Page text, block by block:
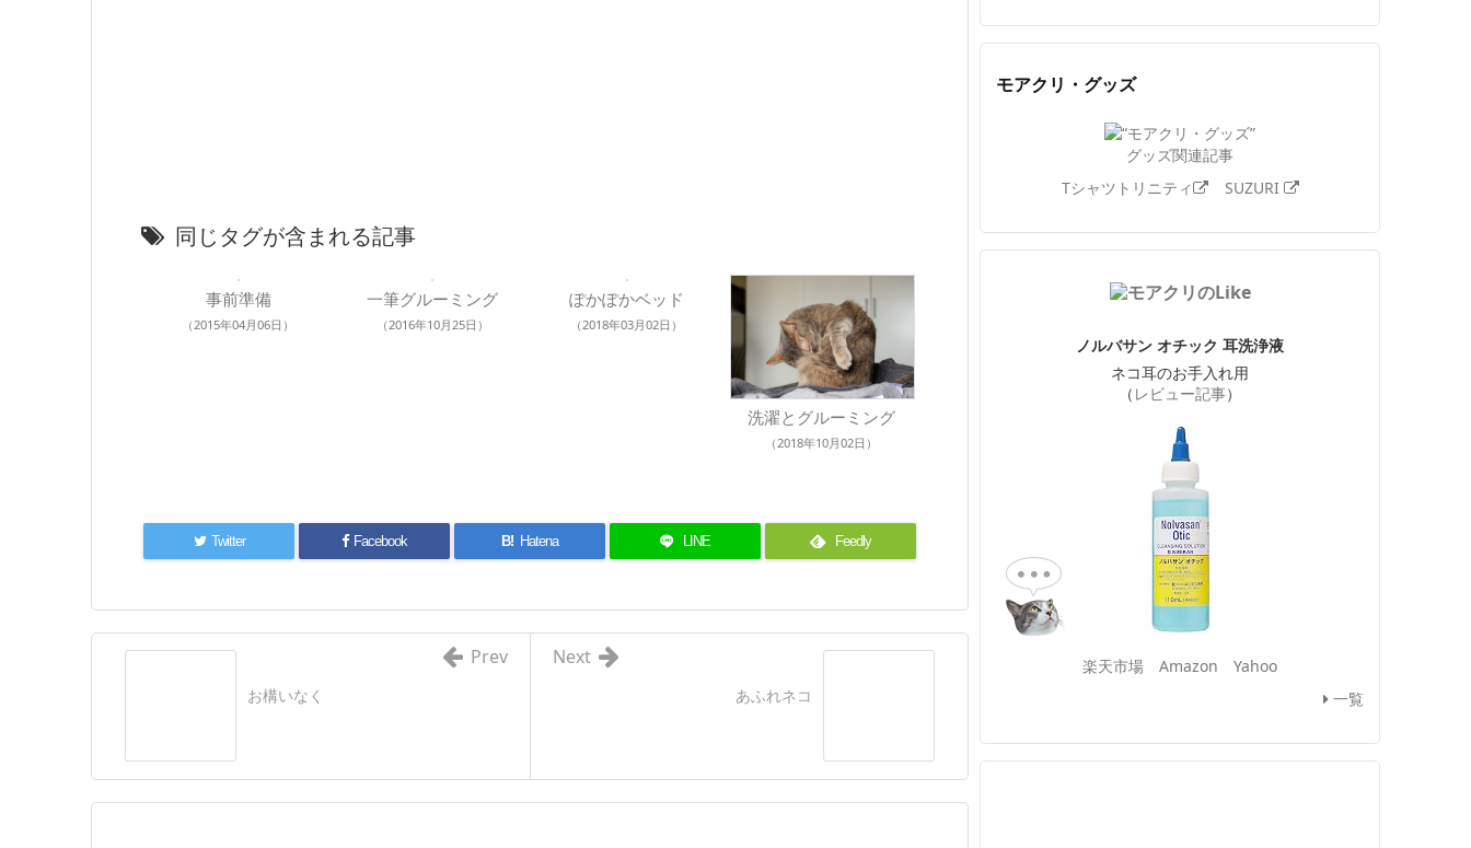
同じタグが含まれる記事
事前準備
（2015年04月06日）
一筆グルーミング
（2016年10月25日）
ぽかぽかベッド
（2018年03月02日）
洗濯とグルーミング
（2018年10月02日）
Twitter Facebook B! Hatena LINE Feedly
あふれネコ
Next
お構いなく
Prev
モアクリ・グッズ
グッズ関連記事
Tシャツトリニティ
SUZURI
ノルバサン オチック 耳洗浄液
ネコ耳のお手入れ用
（ レビュー記事）
楽天市場 Amazon
Yahoo
一覧